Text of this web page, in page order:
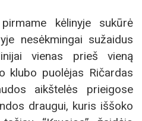
kėlinyje sukūrė
nesėkmingai sužaidus
vienas prieš vieną
klubo puolėjas Ričardas
aikštelės prieigose
draugui, kuris iššoko